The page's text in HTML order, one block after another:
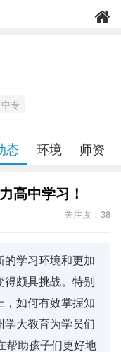
中专
态 环境 师资
高中学习！
关注度：38
的学习环境和更加
颇具挑战。特别
，如何有效掌握知
学大教育为学员们
帮助孩子们更好地